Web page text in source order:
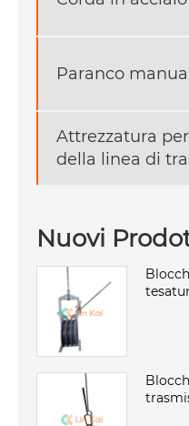
Paranco
Attrezzatura
della linea di
Nuovi